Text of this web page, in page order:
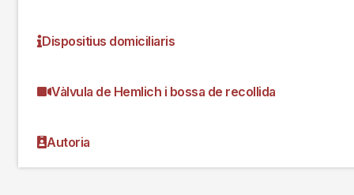
Dispositius domiciliaris
Vàlvula de Hemlich i bossa de recollida
Autoria